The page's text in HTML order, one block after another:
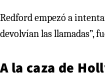
Redford empezó a
devolvían las llamadas”,
A la caza de